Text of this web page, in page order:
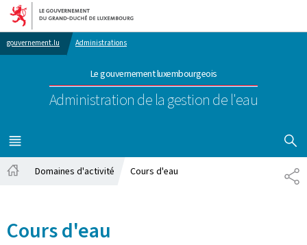
Aller au menu principal
Aller au contenu
gouvernement.lu Administrations
Le gouvernement luxembourgeois
Administration de la gestion de l'eau
MENU
PRINCIPAL
Domaines d'activité Cours d'eau
Cours d'eau